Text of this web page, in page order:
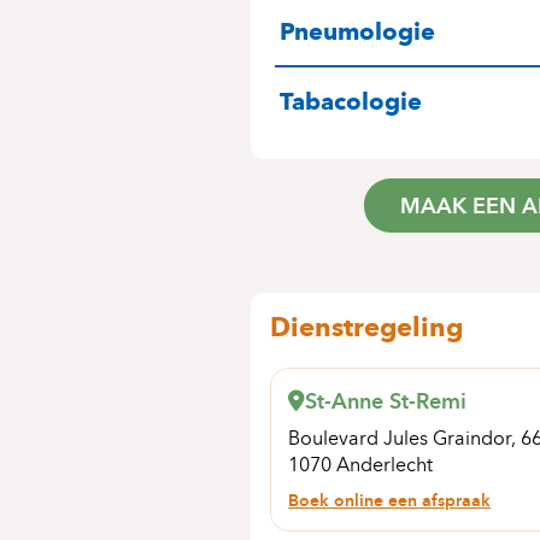
SPECIALITEITEN
Pneumologie
Tabacologie
MAAK EEN
Dienstregeling
St-Anne St-Remi
Boulevard Jules Graindor,
1070 Anderlecht
Boek online een afspraak